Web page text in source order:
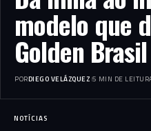
modelo que
Golden Brasil
PORDIEGO VELÁZQUEZ 5 MIN DE
NOTÍCIAS